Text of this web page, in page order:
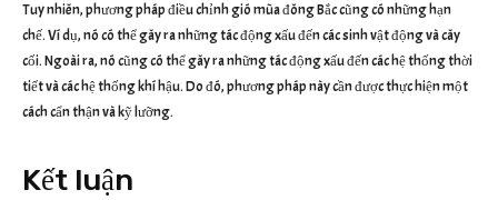
Tuy nhiên, phương pháp điều chỉnh gió mùa đông Bắc cũng có những hạn
chế. Ví dụ, nó có thể gây ra những tác động xấu đến các sinh vật động và cây
cối. Ngoài ra, nó cũng có thể gây ra những tác động xấu đến các hệ thống thời
tiết và các hệ thống khí hậu. Do đó, phương pháp này cần được thực hiện một
cách cẩn thận và kỹ lưỡng.
Kết luận